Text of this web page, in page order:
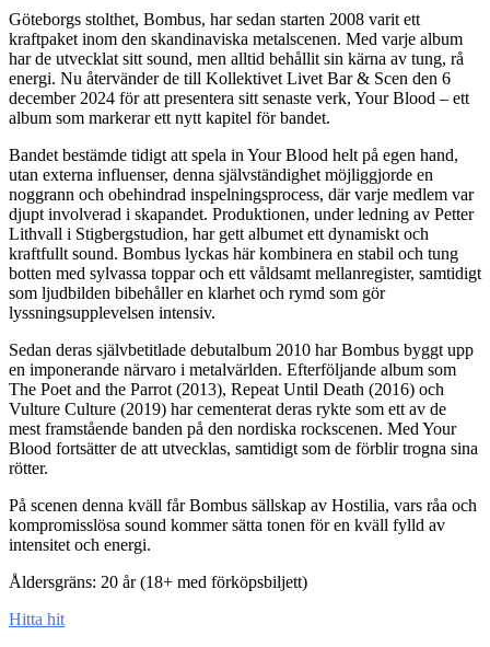
Göteborgs stolthet, Bombus, har sedan starten 2008 varit ett
kraftpaket inom den skandinaviska metalscenen. Med varje album
har de utvecklat sitt sound, men alltid behållit sin kärna av tung, rå
energi. Nu återvänder de till Kollektivet Livet Bar & Scen den 6
december 2024 för att presentera sitt senaste verk, Your Blood – ett
album som markerar ett nytt kapitel för bandet.
Bandet bestämde tidigt att spela in Your Blood helt på egen hand,
utan externa influenser, denna självständighet möjliggjorde en
noggrann och obehindrad inspelningsprocess, där varje medlem var
djupt involverad i skapandet. Produktionen, under ledning av Petter
Lithvall i Stigbergstudion, har gett albumet ett dynamiskt och
kraftfullt sound. Bombus lyckas här kombinera en stabil och tung
botten med sylvassa toppar och ett våldsamt mellanregister, samtidigt
som ljudbilden bibehåller en klarhet och rymd som gör
lyssningsupplevelsen intensiv.
Sedan deras självbetitlade debutalbum 2010 har Bombus byggt upp
en imponerande närvaro i metalvärlden. Efterföljande album som
The Poet and the Parrot (2013), Repeat Until Death (2016) och
Vulture Culture (2019) har cementerat deras rykte som ett av de
mest framstående banden på den nordiska rockscenen. Med Your
Blood fortsätter de att utvecklas, samtidigt som de förblir trogna sina
rötter.
På scenen denna kväll får Bombus sällskap av Hostilia, vars råa och
kompromisslösa sound kommer sätta tonen för en kväll fylld av
intensitet och energi.
Åldersgräns: 20 år (18+ med förköpsbiljett)
Hitta hit